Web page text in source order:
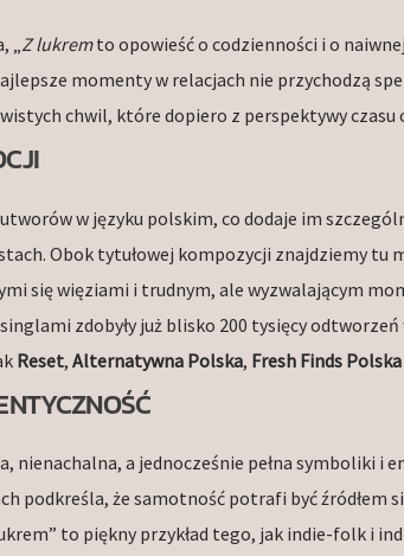
Z lukremto opowieść o codzienności i o
momenty w relacjach nie przychodzą
chwil, które dopiero z perspektywy czasu
w języku polskim, co dodaje im
Obok tytułowej kompozycji znajdziemy tu
się więziami i trudnym, ale wyzwalającym
zdobyły już blisko 200 tysięcy
Reset, Alternatywna Polska, Fresh Finds Polska
nienachalna, a jednocześnie pełna symboliki i
podkreśla, że samotność potrafi być źródłem
to piękny przykład tego, jak indie-folk i